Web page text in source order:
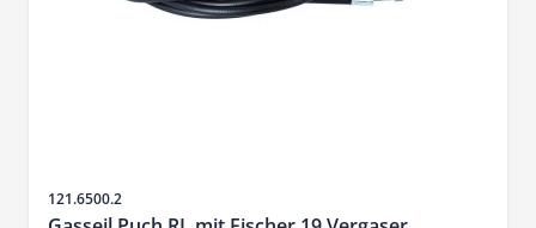
SKU
121.6500.2